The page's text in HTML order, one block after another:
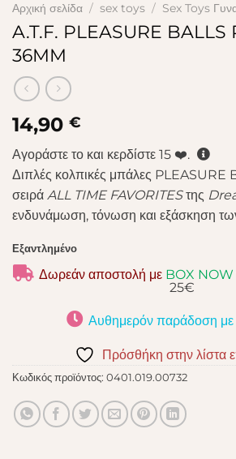
Αρχική σελίδα / sex toys / Sex Toys
A.T.F. PLEASURE BALLS
36MM
14,90 €
Αγοράστε το και κερδίστε 15 ❤️.
Διπλές κολπικές μπάλες PLEASURE
σειρά ALL TIME FAVORITESτης
ενδυνάμωση, τόνωση και εξάσκηση
Εξαντλημένο
Δωρεάν αποστολή με BOX NOW
25€
Αυθημερόν παράδοση
Πρόσθήκη στην λίστα
Κωδικός προϊόντος: 0401.019.00732